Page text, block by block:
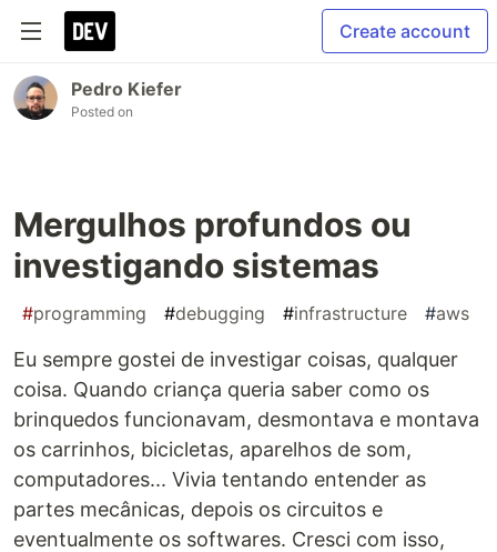
Create account
Pedro Kiefer
Posted on
Mergulhos profundos ou
investigando sistemas
#programming #debugging #infrastructure #aws
Eu sempre gostei de investigar coisas, qualquer
coisa. Quando criança queria saber como os
brinquedos funcionavam, desmontava e montava
os carrinhos, bicicletas, aparelhos de som,
computadores... Vivia tentando entender as
partes mecânicas, depois os circuitos e
eventualmente os softwares. Cresci com isso,